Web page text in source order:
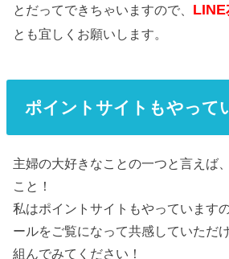
とだってできちゃいますので、 LINE
とも宜しくお願いします。
ポイントサイトもやって
主婦の大好きなことの一つと言えば
こと！
私はポイントサイトもやっています
ールをご覧になって共感していただ
組んでみてください！